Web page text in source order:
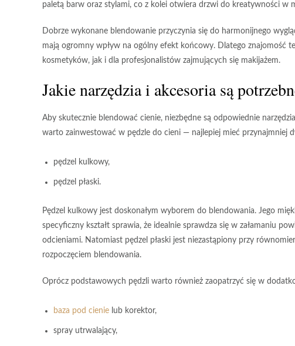
paletą barw oraz stylami, co z kolei otwiera drzwi do kreatywności w
Dobrze wykonane blendowanie przyczynia się do harmonijnego
mają ogromny wpływ na ogólny efekt końcowy. Dlatego znajomość
kosmetyków, jak i dla profesjonalistów zajmujących się makijażem.
Jakie narzędzia i akcesoria są
Aby skutecznie blendować cienie, niezbędne są odpowiednie
warto zainwestować w pędzle do cieni — najlepiej mieć przynajmniej
pędzel kulkowy,
pędzel płaski.
Pędzel kulkowy jest doskonałym wyborem do blendowania. Jego
specyficzny kształt sprawia, że idealnie sprawdza się w załamaniu
odcieniami. Natomiast pędzel płaski jest niezastąpiony przy
rozpoczęciem blendowania.
Oprócz podstawowych pędzli warto również zaopatrzyć się w
baza pod cienie lub korektor,
spray utrwalający,